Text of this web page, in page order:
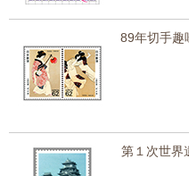
89年切手
第１次世